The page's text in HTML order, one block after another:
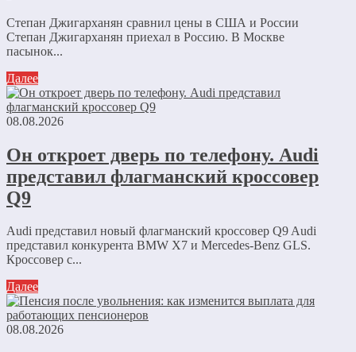
Степан Джигарханян сравнил цены в США и России
Степан Джигарханян приехал в Россию. В Москве
пасынок...
Далее
08.08.2026
Он откроет дверь по телефону. Audi
представил флагманский кроссовер
Q9
Audi представил новый флагманский кроссовер Q9 Audi
представил конкурента BMW X7 и Mercedes-Benz GLS.
Кроссовер с...
Далее
08.08.2026